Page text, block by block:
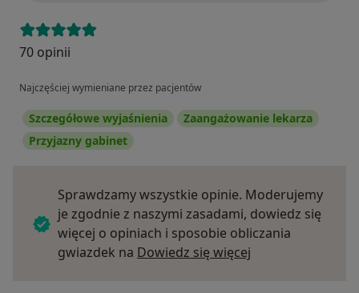
70 opinii
Najczęściej wymieniane przez pacjentów
Szczegółowe wyjaśnienia
Zaangażowanie lekarza
Przyjazny gabinet
Sprawdzamy wszystkie opinie. Moderujemy
je zgodnie z naszymi zasadami, dowiedz się
więcej o opiniach i sposobie obliczania
gwiazdek na Dowiedz się więcej